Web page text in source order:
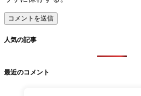
人気の記事
最近のコメント